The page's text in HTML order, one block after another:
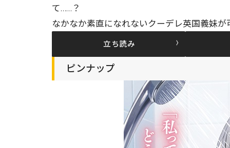
て……？
なかなか素直になれないクーデレ英国義妹
立ち読み
ピンナップ